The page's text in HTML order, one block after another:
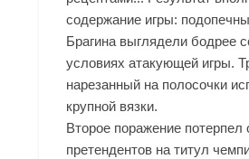
содержание игры:
Брагина выглядели бодрее
условиях атакующей игры.
нарезанный на полосочки
крупной вязки.
Второе поражение потерпел
претендентов на титул